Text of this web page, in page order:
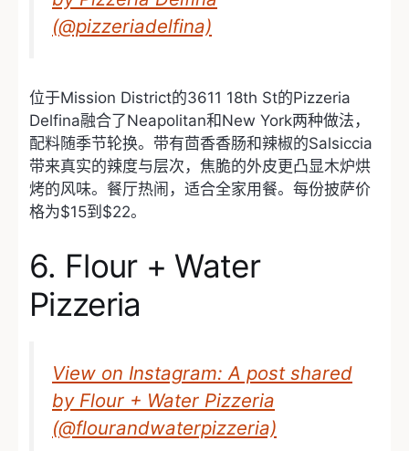
(@pizzeriadelfina)
位于Mission District的3611 18th St的Pizzeria
Delfina融合了Neapolitan和New York两种做法，
配料随季节轮换。带有茴香香肠和辣椒的Salsiccia
带来真实的辣度与层次，焦脆的外皮更凸显木炉烘
烤的风味。餐厅热闹，适合全家用餐。每份披萨价
格为$15到$22。
6. Flour + Water
Pizzeria
View on Instagram: A post shared
by Flour + Water Pizzeria
(@flourandwaterpizzeria)